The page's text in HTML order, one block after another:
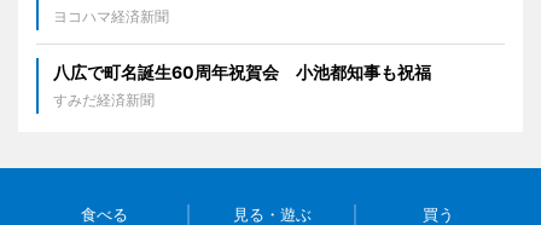
ヨコハマ経済新聞
八広で町名誕生60周年祝賀会 小池都知事も祝福
すみだ経済新聞
食べる 見る・遊ぶ 買う